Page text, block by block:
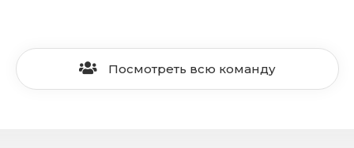
Посмотреть всю команду